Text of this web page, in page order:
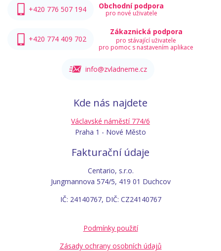
+420 776 507 194 Obchodní podpora
pro nové uživatele
+420 774 409 702
Zákaznická podpora
pro stávající uživatele
pro pomoc s nastavením aplikace
info@zvladneme.cz
Kde nás najdete
Václavské náměstí 774/6
Praha 1 - Nové Město
Fakturační údaje
Centario, s.r.o.
Jungmannova 574/5, 419 01 Duchcov
IČ: 24140767, DIČ: CZ24140767
Podmínky použití
Zásady ochrany osobních údajů